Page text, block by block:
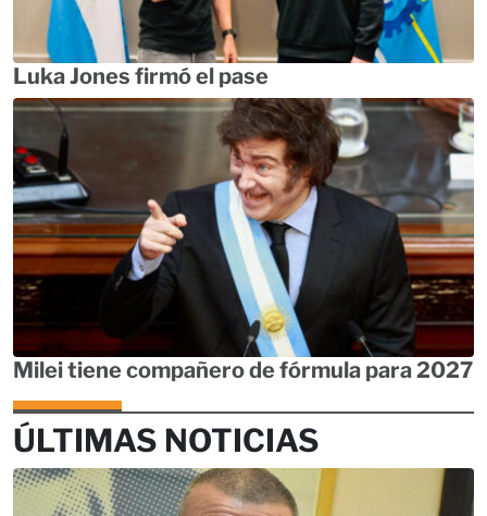
Luka Jones firmó el pase
Milei tiene compañero de fórmula para 2027
ÚLTIMAS NOTICIAS